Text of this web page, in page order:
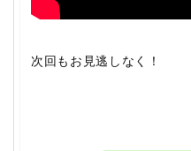
次回もお見逃しなく！